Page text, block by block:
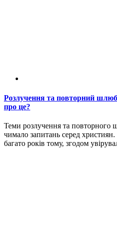
Розлучення та повторний
про це?
Теми розлучення та повторного
чимало запитань серед
багато років тому, згодом